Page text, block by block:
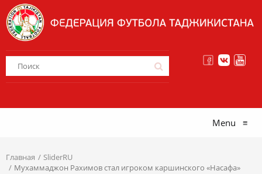
Menu ≡
Главная
SliderRU
Мухаммаджон Рахимов стал игроком каршинского «Насафа»